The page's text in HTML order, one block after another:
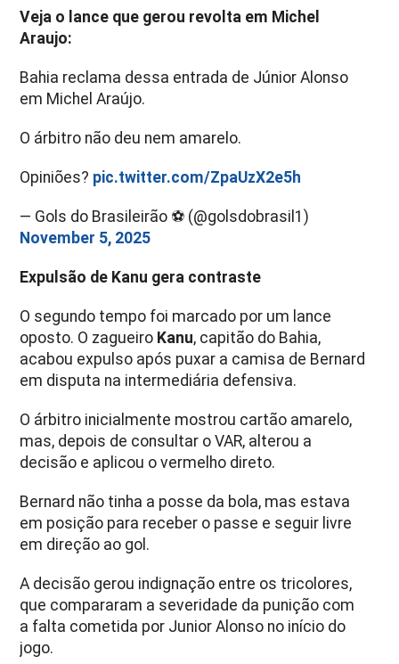
Veja o lance que gerou revolta em Michel
Araujo:
Bahia reclama dessa entrada de Júnior Alonso
em Michel Araújo.
O árbitro não deu nem amarelo.
Opiniões? pic.twitter.com/ZpaUzX2e5h
— Gols do Brasileirão ⚽️ (@golsdobrasil1)
November 5, 2025
Expulsão de Kanu gera contraste
O segundo tempo foi marcado por um lance
oposto. O zagueiro Kanu, capitão do Bahia,
acabou expulso após puxar a camisa de Bernard
em disputa na intermediária defensiva.
O árbitro inicialmente mostrou cartão amarelo,
mas, depois de consultar o VAR, alterou a
decisão e aplicou o vermelho direto.
Bernard não tinha a posse da bola, mas estava
em posição para receber o passe e seguir livre
em direção ao gol.
A decisão gerou indignação entre os tricolores,
que compararam a severidade da punição com
a falta cometida por Junior Alonso no início do
jogo.